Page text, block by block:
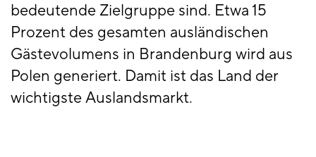
bedeutende Zielgruppe sind. Etwa 15
Prozent des gesamten ausländischen
Gästevolumens in Brandenburg wird aus
Polen generiert. Damit ist das Land der
wichtigste Auslandsmarkt.